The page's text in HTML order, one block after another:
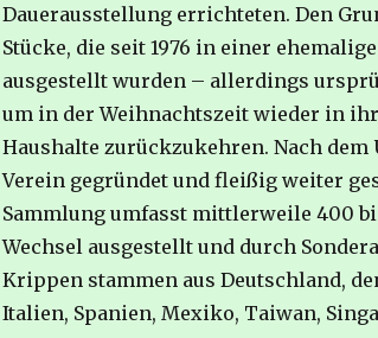
Dauerausstellung errichteten. Den
Stücke, die seit 1976 in einer
ausgestellt wurden – allerdings
um in der Weihnachtszeit wieder in
Haushalte zurückzukehren. Nach
Verein gegründet und fleißig weiter
Sammlung umfasst mittlerweile 400
Wechsel ausgestellt und durch
Krippen stammen aus Deutschland,
Italien, Spanien, Mexiko, Taiwan,